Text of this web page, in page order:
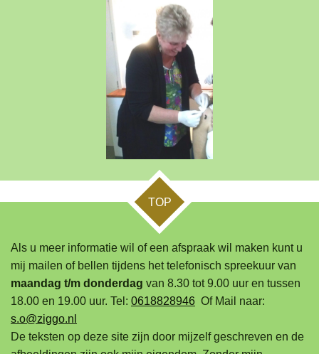
TOP
Als u meer informatie wil of een afspraak wil maken kunt u
mij mailen of bellen tijdens het telefonisch spreekuur van
maandag t/m donderdag van 8.30 tot 9.00 uur en tussen
18.00 en 19.00 uur. Tel: 0618828946 Of Mail naar:
s.o@ziggo.nl
De teksten op deze site zijn door mijzelf geschreven en de